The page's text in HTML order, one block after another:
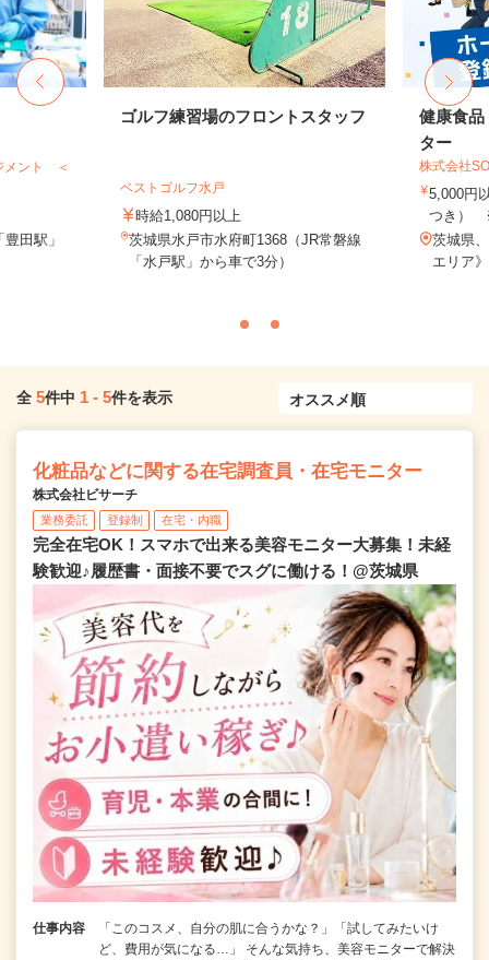
メント ＜
田駅」
ゴルフ練習場のフロントスタッフ
ベストゴルフ水戸
時給1,080円以上
茨城県水戸市水府町1368（JR常磐線
「水戸駅」から車で3分）
健康食品
ター
株式会社
5,000円
つき）
茨城県
エリア》
全 5件中 1 - 5件を表示
化粧品などに関する在宅調査員・在宅モニター
株式会社ビサーチ
業務委託 登録制 在宅・内職
完全在宅OK！スマホで出来る美容モニター大募集！未経
験歓迎♪履歴書・面接不要でスグに働ける！@茨城県
仕事内容
「このコスメ、自分の肌に合うかな？」「試してみたいけ
ど、費用が気になる…」 そんな気持ち、美容モニターで解決